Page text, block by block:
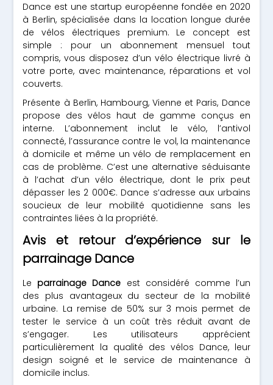
Dance est une startup européenne fondée en 2020
à Berlin, spécialisée dans la location longue durée
de vélos électriques premium. Le concept est
simple : pour un abonnement mensuel tout
compris, vous disposez d’un vélo électrique livré à
votre porte, avec maintenance, réparations et vol
couverts.
Présente à Berlin, Hambourg, Vienne et Paris, Dance
propose des vélos haut de gamme conçus en
interne. L’abonnement inclut le vélo, l’antivol
connecté, l’assurance contre le vol, la maintenance
à domicile et même un vélo de remplacement en
cas de problème. C’est une alternative séduisante
à l’achat d’un vélo électrique, dont le prix peut
dépasser les 2 000€. Dance s’adresse aux urbains
soucieux de leur mobilité quotidienne sans les
contraintes liées à la propriété.
Avis et retour d’expérience sur le
parrainage Dance
Le parrainage Dance est considéré comme l’un
des plus avantageux du secteur de la mobilité
urbaine. La remise de 50% sur 3 mois permet de
tester le service à un coût très réduit avant de
s’engager. Les utilisateurs apprécient
particulièrement la qualité des vélos Dance, leur
design soigné et le service de maintenance à
domicile inclus.